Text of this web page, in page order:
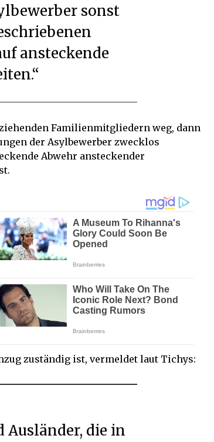
sonst
ansteckende
Familienmitgliedern weg, dann
der Asylbewerber zwecklos
Abwehr ansteckender
zuständig ist, vermeldet laut Tichys: